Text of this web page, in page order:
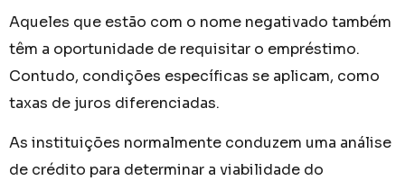
Aqueles que estão com o nome negativado também
têm a oportunidade de requisitar o empréstimo.
Contudo, condições específicas se aplicam, como
taxas de juros diferenciadas.
As instituições normalmente conduzem uma análise
de crédito para determinar a viabilidade do